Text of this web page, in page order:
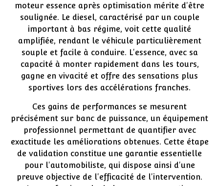
moteur essence après optimisation mérite d'être
soulignée. Le diesel, caractérisé par un couple
important à bas régime, voit cette qualité
amplifiée, rendant le véhicule particulièrement
souple et facile à conduire. L'essence, avec sa
capacité à monter rapidement dans les tours,
gagne en vivacité et offre des sensations plus
sportives lors des accélérations franches.
Ces gains de performances se mesurent
précisément sur banc de puissance, un équipement
professionnel permettant de quantifier avec
exactitude les améliorations obtenues. Cette étape
de validation constitue une garantie essentielle
pour l'automobiliste, qui dispose ainsi d'une
preuve objective de l'efficacité de l'intervention.